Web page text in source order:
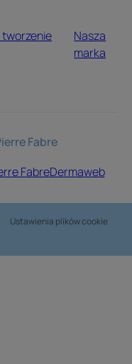
tworzenie
Nasza
marka
Fabre
FabreDermaweb
Ustawienia plików cookie